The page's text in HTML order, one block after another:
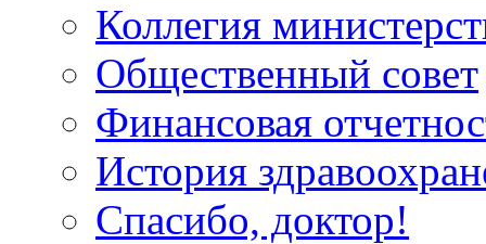
Коллегия
Общественный совет
Финансовая
История
Спасибо, доктор!